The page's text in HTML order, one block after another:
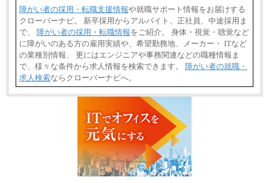
障がい者の採用・転職支援情報や就職サポート情報をお届けする
クローバーナビ。 新卒採用からアルバイト、正社員、中途採用ま
で、 障がい者の採用・転職情報をご紹介。 身体・視覚・聴覚など
に障がいのある方の雇用実績や、希望勤務地、メーカー・ ITなど
の業種別情報、 更にはエンジニアや事務関連などの職種情報ま
で、様々な条件から求人情報を検索できます。 障がい者の就職・
求人検索ならクローバーナビへ。